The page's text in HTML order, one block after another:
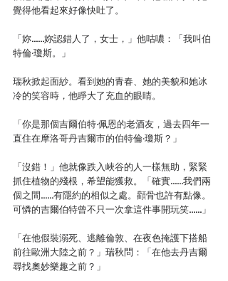
覺得他看起來好像快吐了。
「妳……妳認錯人了，女士，」他咕噥：「我叫伯
特倫‧瓊斯。」
瑞秋掀起面紗。看到她的青春、她的美貌和她冰
冷的笑容時，他睜大了充血的眼睛。
「你是那個吉爾伯特‧佩恩的老酒友，過去四年一
直住在摩洛哥丹吉爾市的伯特倫‧瓊斯？」
「沒錯！」他就像跌入峽谷的人一樣無助，緊緊
抓住植物的殘根，希望能獲救。「確實……我們兩
個之間……有隱約的相似之處。顴骨也許有點像。
可憐的吉爾伯特曾不只一次拿這件事開玩笑……」
「在他假裝溺死、逃離倫敦、在夜色掩護下搭船
前往歐洲大陸之前？」瑞秋問：「在他去丹吉爾
尋找奧妙樂趣之前？」